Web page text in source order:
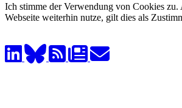
Ich stimme der Verwendung von Cookies zu.
Webseite weiterhin nutze, gilt dies als